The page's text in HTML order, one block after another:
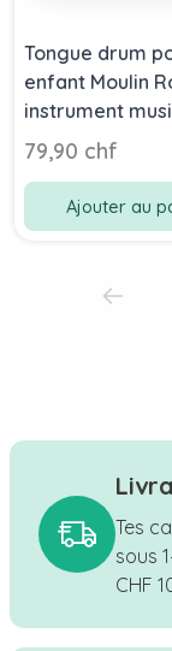
Tongue drum
enfant Moulin
instrument
rouge
79,90 chf
Ajouter au
Tes
sous
CHF